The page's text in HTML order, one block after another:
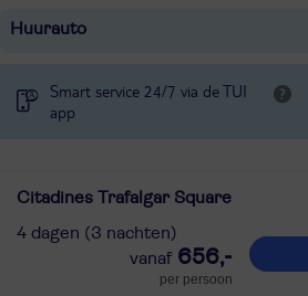
Huurauto
Smart service 24/7 via de TUI
app
Citadines Trafalgar Square
4 dagen (3 nachten)
656,-
per persoon